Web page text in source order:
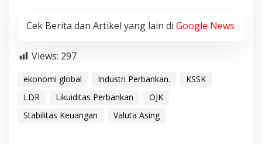
Cek Berita dan Artikel yang lain di Google News
Views: 297
ekonomi global Industri Perbankan.
KSSK
LDR
Likuiditas Perbankan
OJK
Stabilitas Keuangan
Valuta Asing